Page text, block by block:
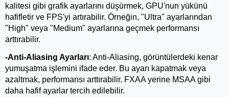
kalitesi gibi grafik ayarlarını düşürmek, GPU'nun yükünü
hafifletir ve FPS'yi artırabilir. Örneğin, "Ultra" ayarlarından
"High" veya "Medium" ayarlarına geçmek performansı
arttırabilir.
-Anti-Aliasing Ayarları: Anti-Aliasing, görüntülerdeki kenar
yumuşatma işlemini ifade eder. Bu ayarı kapatmak veya
azaltmak, performansı arttırabilir. FXAA yerine MSAA gibi
daha hafif ayarlar tercih edilebilir.